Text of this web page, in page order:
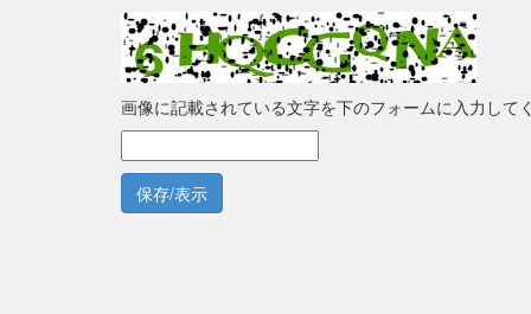
画像に記載されている文字を下のフォームに入力して
保存/表示